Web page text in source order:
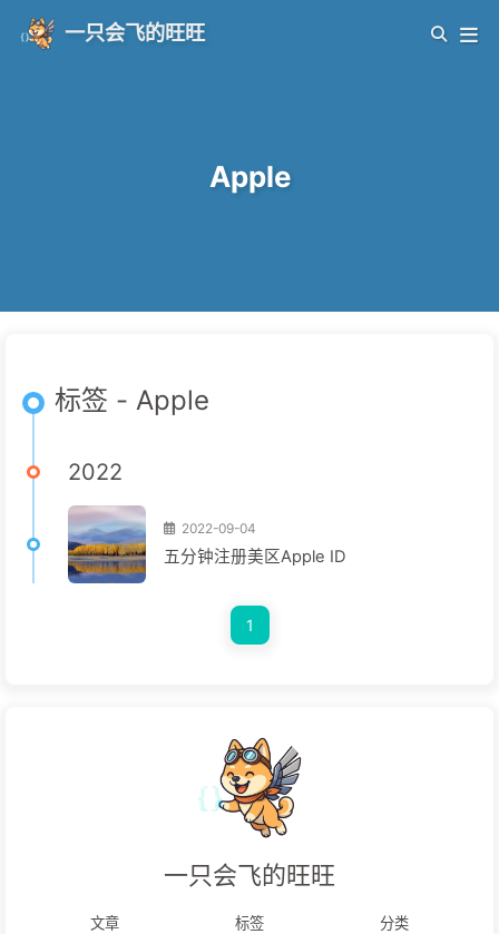
一只会飞的旺旺
Apple
标签 - Apple
2022
2022-09-04
五分钟注册美区Apple ID
1
一只会飞的旺旺
文章 标签 分类